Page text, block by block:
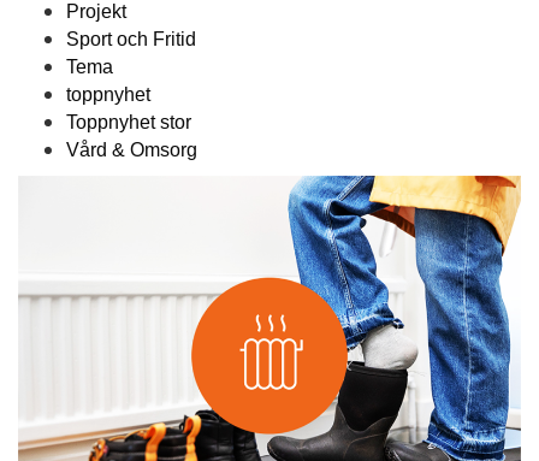
Projekt
Sport och Fritid
Tema
toppnyhet
Toppnyhet stor
Vård & Omsorg